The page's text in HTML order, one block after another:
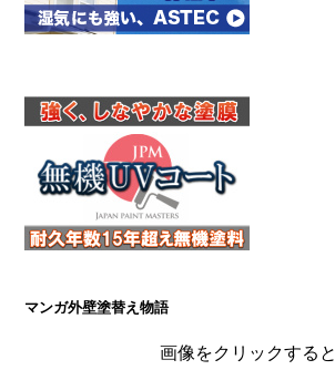
マンガ外壁塗替え物語
画像をクリックすると